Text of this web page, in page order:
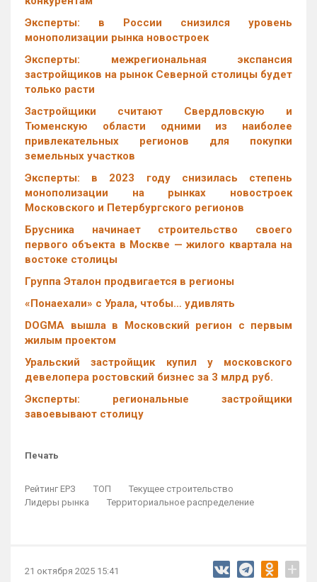
Эксперты: в России снизился уровень
монополизации рынка новостроек
Эксперты: межрегиональная экспансия
застройщиков на рынок Северной столицы будет
только расти
Застройщики считают Свердловскую и
Тюменскую области одними из наиболее
привлекательных регионов для покупки
земельных участков
Эксперты: в 2023 году снизилась степень
монополизации на рынках новостроек
Московского и Петербургского регионов
Брусника начинает строительство своего
первого объекта в Москве — жилого квартала на
востоке столицы
Группа Эталон продвигается в регионы
«Понаехали» с Урала, чтобы… удивлять
DOGMA вышла в Московский регион с первым
жилым проектом
Уральский застройщик купил у московского
девелопера ростовский бизнес за 3 млрд руб.
Эксперты: региональные застройщики
завоевывают столицу
Печать
Рейтинг ЕРЗ ТОП
Текущее строительство
Лидеры рынка
Территориальное распределение
21 октября 2025 15:41 +